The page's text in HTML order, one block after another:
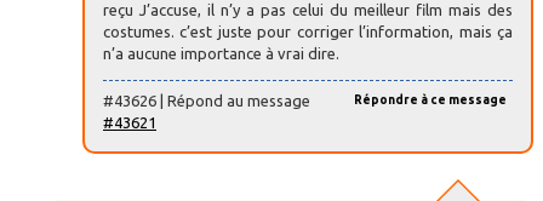
reçu J’accuse, il n’y a pas celui du meilleur film mais des
costumes. c’est juste pour corriger l’information, mais ça
n’a aucune importance à vrai dire.
Répondre à ce message
#43626 | Répond au message
#43621